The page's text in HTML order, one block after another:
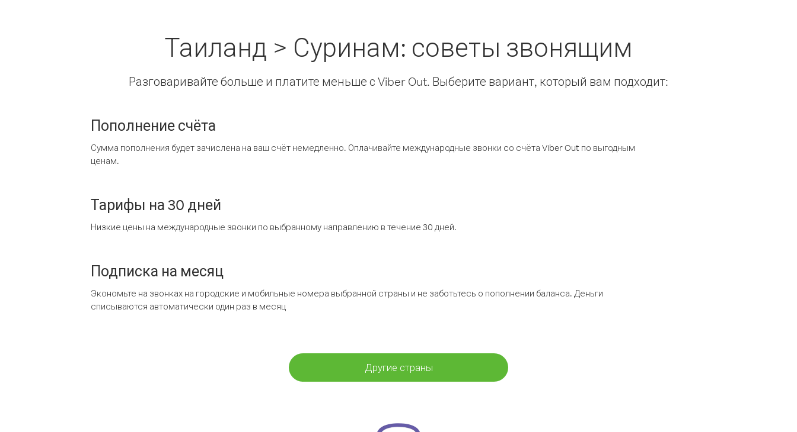
Таиланд > Суринам: советы звонящим
Разговаривайте больше и платите меньше с Viber Out. Выберите вариант, который вам подходит:
Пополнение счёта
Сумма пополнения будет зачислена на ваш счёт немедленно. Оплачивайте международные звонки со счёта Viber Out по выгодным
ценам.
Тарифы на 30 дней
Низкие цены на международные звонки по выбранному направлению в течение 30 дней.
Подписка на месяц
Экономьте на звонках на городские и мобильные номера выбранной страны и не заботьтесь о пополнении баланса. Деньги
списываются автоматически один раз в месяц
Другие страны